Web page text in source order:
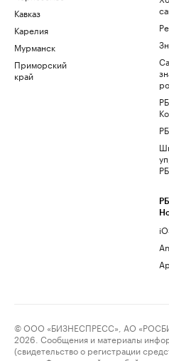
Кавказ
Карелия
Мурманск
Приморский
край
© ООО «БИЗНЕСПРЕСС», АО
2026. Сообщения и материалы
(свидетельство о регистрации